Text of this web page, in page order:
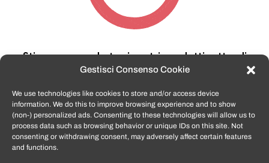
Gestisci Consenso Cookie
We use technologies like cookies to store and/or access device
information. We do this to improve browsing experience and to show
(non-) personalized ads. Consenting to these technologies will allow us to
process data such as browsing behavior or unique IDs on this site. Not
consenting or withdrawing consent, may adversely affect certain features
and functions.
Stiamo cercando tra i nostri prodotti, attendi
qualche secondo…
TomatoSmartphone.itè lo shop n.1 in italia per
smartphone ricondizionati garantiti e certificati
di tutte le marche,APPLE, SAMSUNG, HUAWEI,
ONEPLUS, XIAOMI e tanto altro